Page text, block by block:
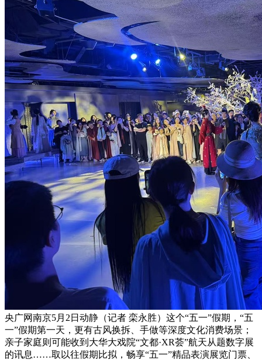
央广网南京5月2日动静（记者 栾永胜）这个“五一”假期，“五
一”假期第一天，更有古风换拆、手做等深度文化消费场景；
亲子家庭则可能收到大华大戏院“文都·XR荟”航天从题数字展
的讯息……取以往假期比拟，畅享“五一”精品表演展览门票、